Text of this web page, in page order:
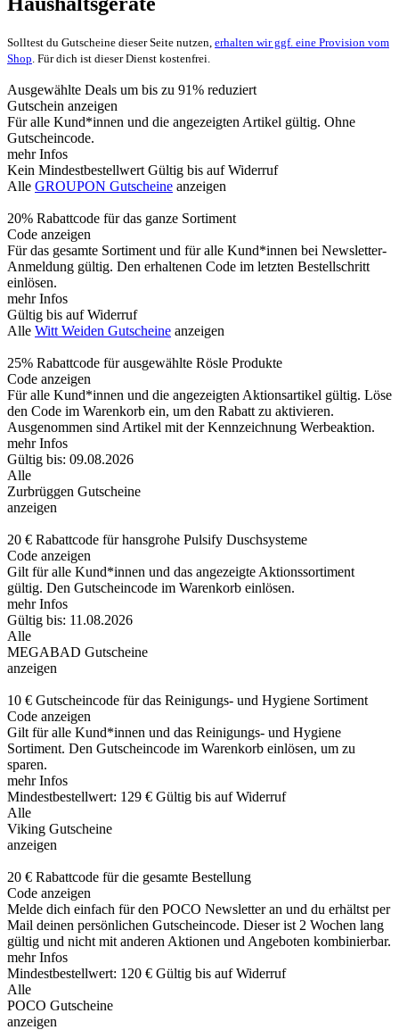
Solltest du Gutscheine dieser Seite nutzen, erhalten wir ggf. eine Provision vom
Shop . Für dich ist dieser Dienst kostenfrei.
Ausgewählte Deals um bis zu 91% reduziert
Gutschein anzeigen
Für alle Kund*innen und die angezeigten Artikel gültig. Ohne
Gutscheincode.
mehr Infos
Kein Mindestbestellwert Gültig bis auf Widerruf
Alle GROUPON Gutscheine anzeigen
20% Rabattcode für das ganze Sortiment
Code anzeigen
Für das gesamte Sortiment und für alle Kund*innen bei Newsletter-
Anmeldung gültig. Den erhaltenen Code im letzten Bestellschritt
einlösen.
mehr Infos
Gültig bis auf Widerruf
Alle Witt Weiden Gutscheine anzeigen
25% Rabattcode für ausgewählte Rösle Produkte
Code anzeigen
Für alle Kund*innen und die angezeigten Aktionsartikel gültig. Löse
den Code im Warenkorb ein, um den Rabatt zu aktivieren.
Ausgenommen sind Artikel mit der Kennzeichnung Werbeaktion.
mehr Infos
Gültig bis: 09.08.2026
Alle
Zurbrüggen Gutscheine
anzeigen
20 € Rabattcode für hansgrohe Pulsify Duschsysteme
Code anzeigen
Gilt für alle Kund*innen und das angezeigte Aktionssortiment
gültig. Den Gutscheincode im Warenkorb einlösen.
mehr Infos
Gültig bis: 11.08.2026
Alle
MEGABAD Gutscheine
anzeigen
10 € Gutscheincode für das Reinigungs- und Hygiene Sortiment
Code anzeigen
Gilt für alle Kund*innen und das Reinigungs- und Hygiene
Sortiment. Den Gutscheincode im Warenkorb einlösen, um zu
sparen.
mehr Infos
Mindestbestellwert: 129 € Gültig bis auf Widerruf
Alle
Viking Gutscheine
anzeigen
20 € Rabattcode für die gesamte Bestellung
Code anzeigen
Melde dich einfach für den POCO Newsletter an und du erhältst per
Mail deinen persönlichen Gutscheincode. Dieser ist 2 Wochen lang
gültig und nicht mit anderen Aktionen und Angeboten kombinierbar.
mehr Infos
Mindestbestellwert: 120 € Gültig bis auf Widerruf
Alle
POCO Gutscheine
anzeigen